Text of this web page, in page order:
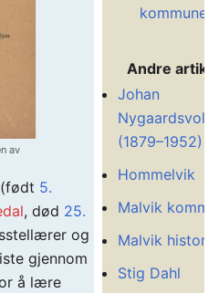
av
(født 5.
, død 25.
og
gjennom
å lære
kommune
Andre
Johan
Nygaardsvold
(1879–1952)
Hommelvik
Malvik
Malvik
Stig Dahl